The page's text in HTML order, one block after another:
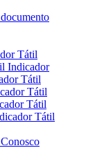
Tátil
Indicador
Tátil
Tátil
Tátil
Tátil